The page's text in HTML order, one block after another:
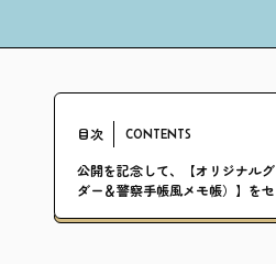
目次 CONTENTS
公開を記念して、【オリジナル
ダー＆警察手帳風メモ帳）】を